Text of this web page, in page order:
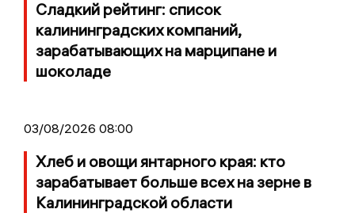
Сладкий рейтинг: список
калининградских компаний,
зарабатывающих на марципане и
шоколаде
03/08/2026 08:00
Хлеб и овощи янтарного края: кто
зарабатывает больше всех на зерне в
Калининградской области